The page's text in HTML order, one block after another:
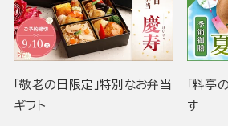
「敬老の日限定」特別なお弁当
ギフト
「料亭
す